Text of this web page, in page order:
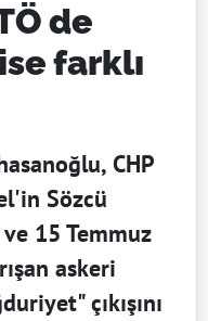
de
farklı
CHP
Sözcü
15 Temmuz
askeri
çıkışını